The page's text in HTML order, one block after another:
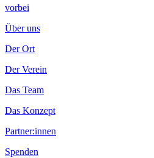
vorbei
Über uns
Der Ort
Der Verein
Das Team
Das Konzept
Partner:innen
Spenden